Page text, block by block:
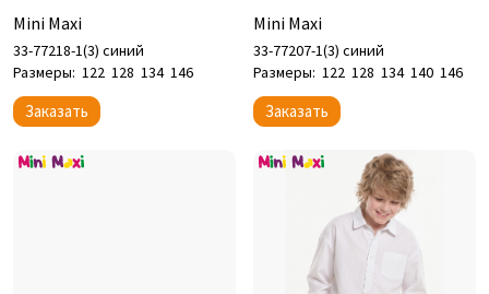
Mini Maxi
33-77218-1(3) синий
Размеры: 122 128 134 146
Заказать
Mini Maxi
33-77207-1(3) синий
Размеры: 122 128 134 140 146
Заказать